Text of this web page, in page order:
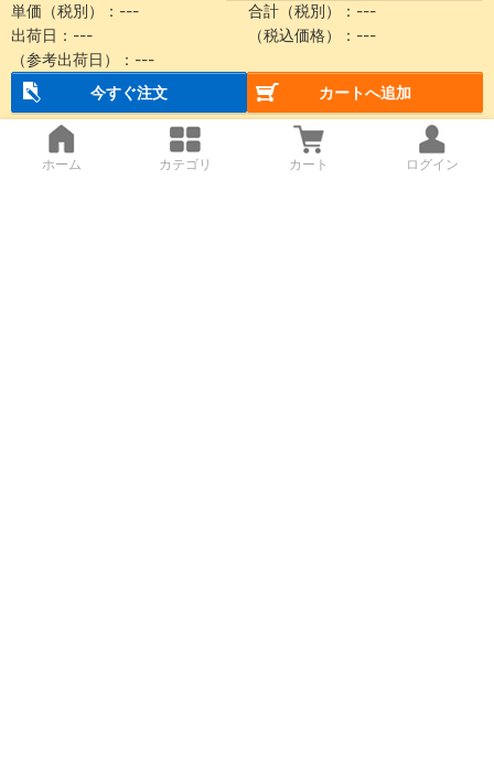
単価（税別）： --- 合計（税別）： ---
出荷日： --- （税込価格）： ---
（参考出荷日）： ---
今すぐ注文
カートへ追加
ホーム カテゴリ カート ログイン